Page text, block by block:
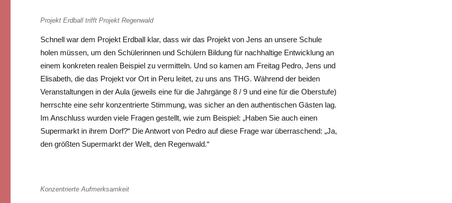
Projekt Erdball trifft Projekt Regenwald
Schnell war dem Projekt Erdball klar, dass wir das Projekt von Jens an unsere Schule
holen müssen, um den Schülerinnen und Schülern Bildung für nachhaltige Entwicklung an
einem konkreten realen Beispiel zu vermitteln. Und so kamen am Freitag Pedro, Jens und
Elisabeth, die das Projekt vor Ort in Peru leitet, zu uns ans THG. Während der beiden
Veranstaltungen in der Aula (jeweils eine für die Jahrgänge 8 / 9 und eine für die Oberstufe)
herrschte eine sehr konzentrierte Stimmung, was sicher an den authentischen Gästen lag.
Im Anschluss wurden viele Fragen gestellt, wie zum Beispiel: „Haben Sie auch einen
Supermarkt in ihrem Dorf?“ Die Antwort von Pedro auf diese Frage war überraschend: „Ja,
den größten Supermarkt der Welt, den Regenwald.“
Konzentrierte Aufmerksamkeit